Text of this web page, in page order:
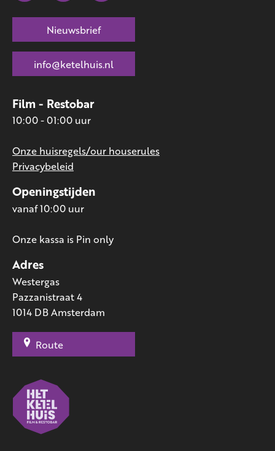
Adres
Westergas
Pazzanistraat 4
1014 DB Amsterdam
Route
Openingstijden
vanaf 10:00 uur
Onze kassa is Pin only
Film - Restobar
10:00 - 01:00 uur
Onze huisregels/our houserules
Privacybeleid
Nieuwsbrief
info@ketelhuis.nl